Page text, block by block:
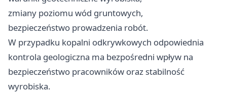
zmiany poziomu wód gruntowych,
bezpieczeństwo prowadzenia robót.
W przypadku kopalni odkrywkowych odpowiednia
kontrola geologiczna ma bezpośredni wpływ na
bezpieczeństwo pracowników oraz stabilność
wyrobiska.